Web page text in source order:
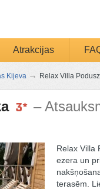
Atrakcijas
Kijeva → Relax Villa
–
Relax Villa
ezera un
terasēm.